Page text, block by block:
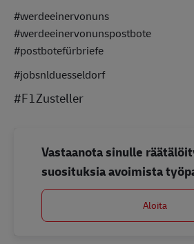
#werdeeinervonuns
#werdeeinervonunspostbote
#postbotefürbriefe
#jobsnlduesseldorf
#F1Zusteller
Vastaanota sinulle
suosituksia avoimista
Aloita